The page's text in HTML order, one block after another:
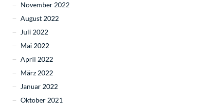
November 2022
August 2022
Juli 2022
Mai 2022
April 2022
März 2022
Januar 2022
Oktober 2021